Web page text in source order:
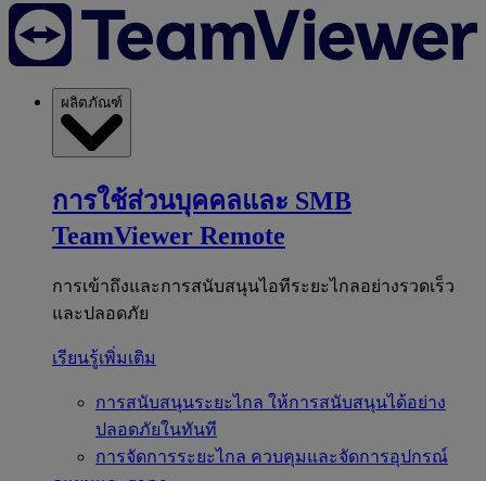
ผลิตภัณฑ์
การใช้ส่วนบุคคลและ SMB
TeamViewer Remote
การเข้าถึงและการสนับสนุนไอทีระยะไกลอย่างรวดเร็ว
และปลอดภัย
เรียนรู้เพิ่มเติม
การสนับสนุนระยะไกล ให้การสนับสนุนได้อย่าง
ปลอดภัยในทันที
การจัดการระยะไกล ควบคุมและจัดการอุปกรณ์